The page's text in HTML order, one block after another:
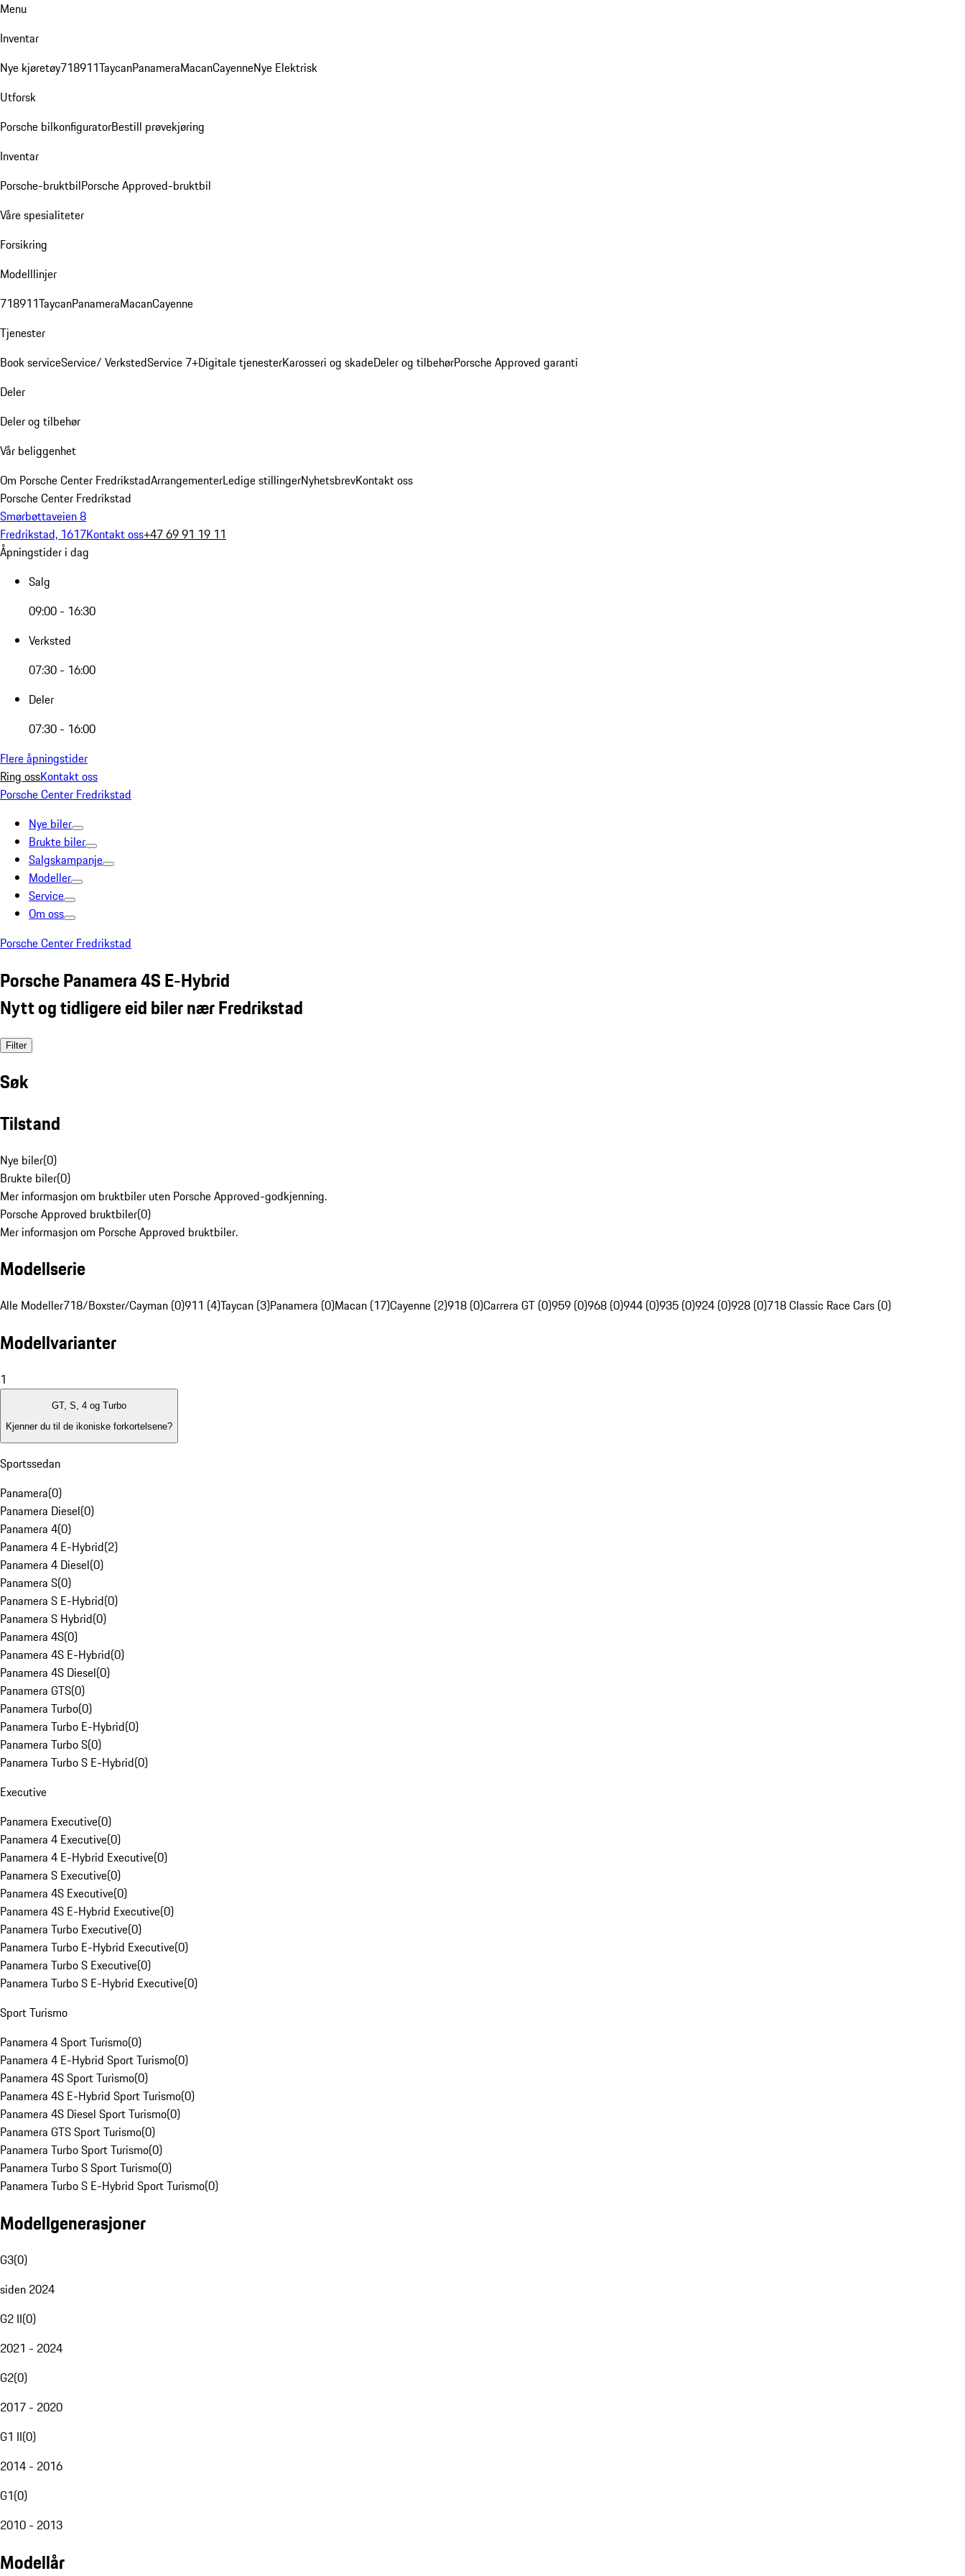
Menu
Inventar
Nye kjøretøy718911TaycanPanameraMacanCayenneNye Elektrisk
Utforsk
Porsche bilkonfiguratorBestill prøvekjøring
Inventar
Porsche-bruktbilPorsche Approved-bruktbil
Våre spesialiteter
Forsikring
Modelllinjer
718911TaycanPanameraMacanCayenne
Tjenester
Book serviceService/ VerkstedService 7+Digitale tjenesterKarosseri og skadeDeler og tilbehørPorsche Approved garanti
Deler
Deler og tilbehør
Vår beliggenhet
Om Porsche Center FredrikstadArrangementerLedige stillingerNyhetsbrevKontakt oss
Porsche Center Fredrikstad
Smørbøttaveien 8
Fredrikstad, 1617Kontakt oss+47 69 91 19 11
Åpningstider i dag
Salg
09:00 - 16:30
Verksted
07:30 - 16:00
Deler
07:30 - 16:00
Flere åpningstider
Ring ossKontakt oss
Porsche Center Fredrikstad
Nye biler
Brukte biler
Salgskampanje
Modeller
Service
Om oss
Porsche Center Fredrikstad
Porsche Panamera 4S E-Hybrid
Nytt og tidligere eid biler nær Fredrikstad
Filter
Søk
Tilstand
Nye biler(0)
Brukte biler(0)
Mer informasjon om bruktbiler uten Porsche Approved-godkjenning.
Porsche Approved bruktbiler(0)
Mer informasjon om Porsche Approved bruktbiler.
Modellserie
Alle Modeller718/Boxster/Cayman (0)911 (4)Taycan (3)Panamera (0)Macan (17)Cayenne (2)918 (0)Carrera GT (0)959 (0)968 (0)944 (0)935 (0)924 (0)928 (0)718 Classic Race Cars (0)
Modellvarianter
1
GT, S, 4 og Turbo
Kjenner du til de ikoniske forkortelsene?
Sportssedan
Panamera(0)
Panamera Diesel(0)
Panamera 4(0)
Panamera 4 E-Hybrid(2)
Panamera 4 Diesel(0)
Panamera S(0)
Panamera S E-Hybrid(0)
Panamera S Hybrid(0)
Panamera 4S(0)
Panamera 4S E-Hybrid(0)
Panamera 4S Diesel(0)
Panamera GTS(0)
Panamera Turbo(0)
Panamera Turbo E-Hybrid(0)
Panamera Turbo S(0)
Panamera Turbo S E-Hybrid(0)
Executive
Panamera Executive(0)
Panamera 4 Executive(0)
Panamera 4 E-Hybrid Executive(0)
Panamera S Executive(0)
Panamera 4S Executive(0)
Panamera 4S E-Hybrid Executive(0)
Panamera Turbo Executive(0)
Panamera Turbo E-Hybrid Executive(0)
Panamera Turbo S Executive(0)
Panamera Turbo S E-Hybrid Executive(0)
Sport Turismo
Panamera 4 Sport Turismo(0)
Panamera 4 E-Hybrid Sport Turismo(0)
Panamera 4S Sport Turismo(0)
Panamera 4S E-Hybrid Sport Turismo(0)
Panamera 4S Diesel Sport Turismo(0)
Panamera GTS Sport Turismo(0)
Panamera Turbo Sport Turismo(0)
Panamera Turbo S Sport Turismo(0)
Panamera Turbo S E-Hybrid Sport Turismo(0)
Modellgenerasjoner
G3(0)
siden 2024
G2 II(0)
2021 - 2024
G2(0)
2017 - 2020
G1 II(0)
2014 - 2016
G1(0)
2010 - 2013
Modellår